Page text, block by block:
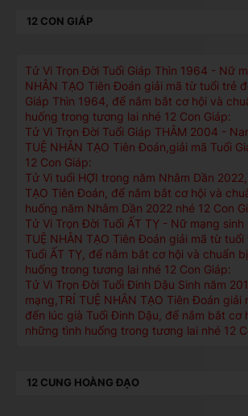
12 CON GIÁP
Tử Vi Trọn Đời Tuổi Giáp Thìn 1964 - Nữ
NHÂN TẠO Tiên Đoán giải mã từ tuổi trẻ
Giáp Thìn 1964, để nắm bắt cơ hội và
huống trong tương lai nhé 12 Con Giáp:
Tử Vi Trọn Đời Tuổi Giáp THÂM 2004 -
TUỆ NHÂN TẠO Tiên Đoán,giải mã Tuổi
12 Con Giáp:
Tử Vi tuổi HỢI trong năm Nhâm Dần
TẠO Tiên Đoán, để nắm bắt cơ hội và
huống năm Nhâm Dần 2022 nhé 12 Con
Tử Vi Trọn Đời Tuổi ẤT TỴ - Nữ mạng sinh
TUỆ NHÂN TẠO Tiên Đoán giải mã từ
Tuổi ẤT TỴ, để nắm bắt cơ hội và chuẩn
huống trong tương lai nhé 12 Con Giáp:
Tử Vi Trọn Đời Tuổi Đinh Dậu Sinh năm
mạng,TRÍ TUỆ NHÂN TẠO Tiên Đoán giải
đến lúc già Tuổi Đinh Dậu, để nắm bắt cơ
những tình huống trong tương lai nhé 12
12 CUNG HOÀNG ĐẠO